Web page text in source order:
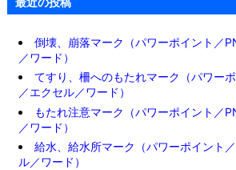
倒壊、崩落マーク（パワーポイント／
／ワード）
てすり、柵へのもたれマーク（パワー
／エクセル／ワード）
もたれ注意マーク（パワーポイント／
／ワード）
給水、給水所マーク（パワーポイント
ル／ワード）